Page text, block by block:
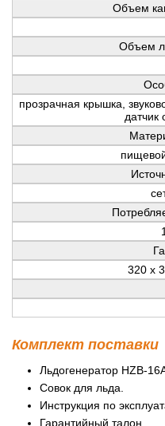
Объем
Объем
прозрачная крышка,
датчик
320 х
Комплект поставки
Льдогенератор HZB-
Совок для льда.
Инструкция по
Гарантийный талон.